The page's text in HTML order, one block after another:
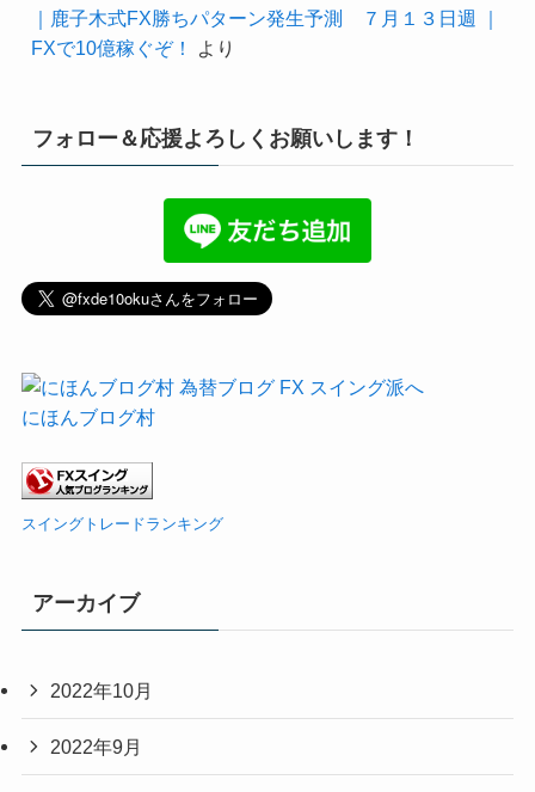
｜鹿子木式FX勝ちパターン発生予測 ７月１３日週 ｜
FXで10億稼ぐぞ！
より
フォロー＆応援よろしくお願いします！
にほんブログ村
スイングトレードランキング
アーカイブ
2022年10月
2022年9月